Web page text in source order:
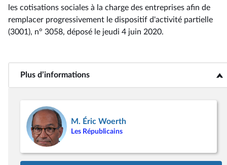
les cotisations sociales à la charge des entreprises afin de
remplacer progressivement le dispositif d'activité partielle
(3001), n° 3058, déposé le jeudi 4 juin 2020.
Plus d’informations<b>Plus d’informations</b>
M. Éric Woerth
Les Républicains